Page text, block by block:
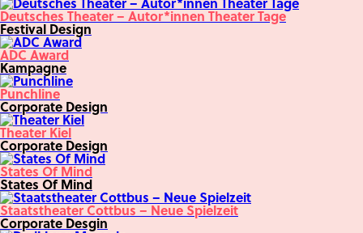
Deutsches Theater – Autor*innen Theater Tage
Festival Design
ADC Award
Kampagne
Punchline
Corporate Design
Theater Kiel
Corporate Design
States Of Mind
States Of Mind
Staatstheater Cottbus – Neue Spielzeit
Corporate Desgin